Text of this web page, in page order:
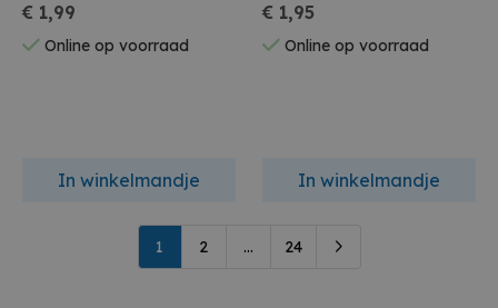
€ 1,99
Online op voorraad
In winkelmandje
€ 1,95
Online op voorraad
In winkelmandje
1 2 ... 24